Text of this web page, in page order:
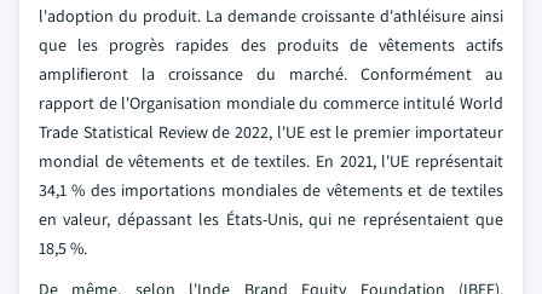
l'adoption du produit. La demande croissante d'athléisure ainsi
que les progrès rapides des produits de vêtements actifs
amplifieront la croissance du marché. Conformément au
rapport de l'Organisation mondiale du commerce intitulé World
Trade Statistical Review de 2022, l'UE est le premier importateur
mondial de vêtements et de textiles. En 2021, l'UE représentait
34,1 % des importations mondiales de vêtements et de textiles
en valeur, dépassant les États-Unis, qui ne représentaient que
18,5 %.
De même, selon l'Inde Brand Equity Foundation (IBEF),